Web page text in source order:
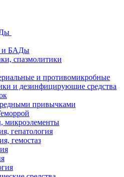
и БАДы
спазмолитики
и противомикробные
и дезинфицирующие средства
привычками
микроэлементы
гепатология
гемостаз